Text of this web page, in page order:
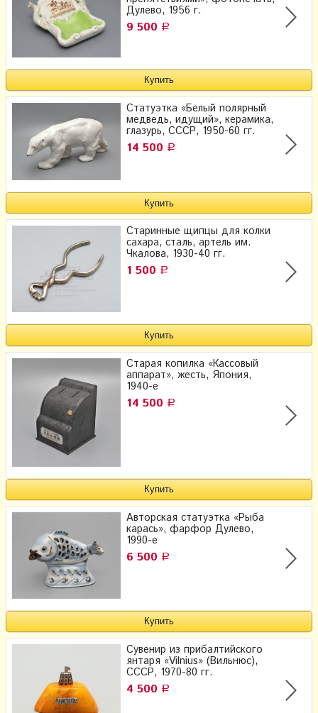
Дулево, 1956 г.
9 500 Р
Статуэтка «Белый полярный
медведь, идущий», керамика,
глазурь, СССР, 1950-60 гг.
14 500 Р
Старинные щипцы для колки
сахара, сталь, артель им.
Чкалова, 1930-40 гг.
1 500 Р
Старая копилка «Кассовый
аппарат», жесть, Япония,
1940-е
14 500 Р
Авторская статуэтка «Рыба
карась», фарфор Дулево,
1990-е
6 500 Р
Сувенир из прибалтийского
янтаря «Vilnius» (Вильнюс),
СССР, 1970-80 гг.
4 500 Р